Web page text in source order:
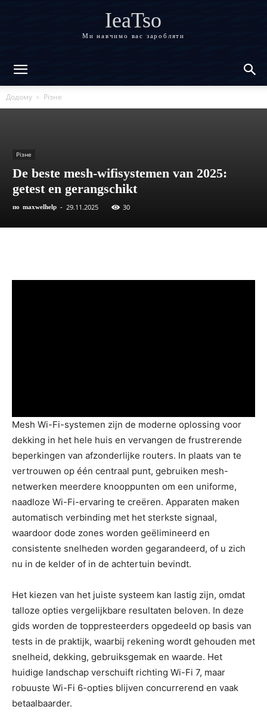
IeaTso
Ми навчимо вас заробляти
Додому Різне
Різне
De beste mesh-wifisystemen van 2025:
getest en gerangschikt
по maxwelhelp - 29.11.2025 30
Mesh Wi-Fi-systemen zijn de moderne oplossing voor
dekking in het hele huis en vervangen de frustrerende
beperkingen van afzonderlijke routers. In plaats van te
vertrouwen op één centraal punt, gebruiken mesh-
netwerken meerdere knooppunten om een ​​uniforme,
naadloze Wi-Fi-ervaring te creëren. Apparaten maken
automatisch verbinding met het sterkste signaal,
waardoor dode zones worden geëlimineerd en
consistente snelheden worden gegarandeerd, of u zich
nu in de kelder of in de achtertuin bevindt.
Het kiezen van het juiste systeem kan lastig zijn, omdat
talloze opties vergelijkbare resultaten beloven. In deze
gids worden de toppresteerders opgedeeld op basis van
tests in de praktijk, waarbij rekening wordt gehouden met
snelheid, dekking, gebruiksgemak en waarde. Het
huidige landschap verschuift richting Wi-Fi 7, maar
robuuste Wi-Fi 6-opties blijven concurrerend en vaak
betaalbaarder.